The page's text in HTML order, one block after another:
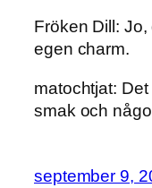
Fröken Dill:
egen charm.
matochtjat:
smak och
september 9,